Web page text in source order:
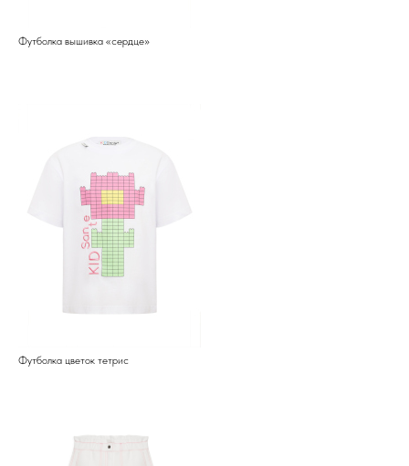
Футболка вышивка «сердце»
Футболка цветок тетрис